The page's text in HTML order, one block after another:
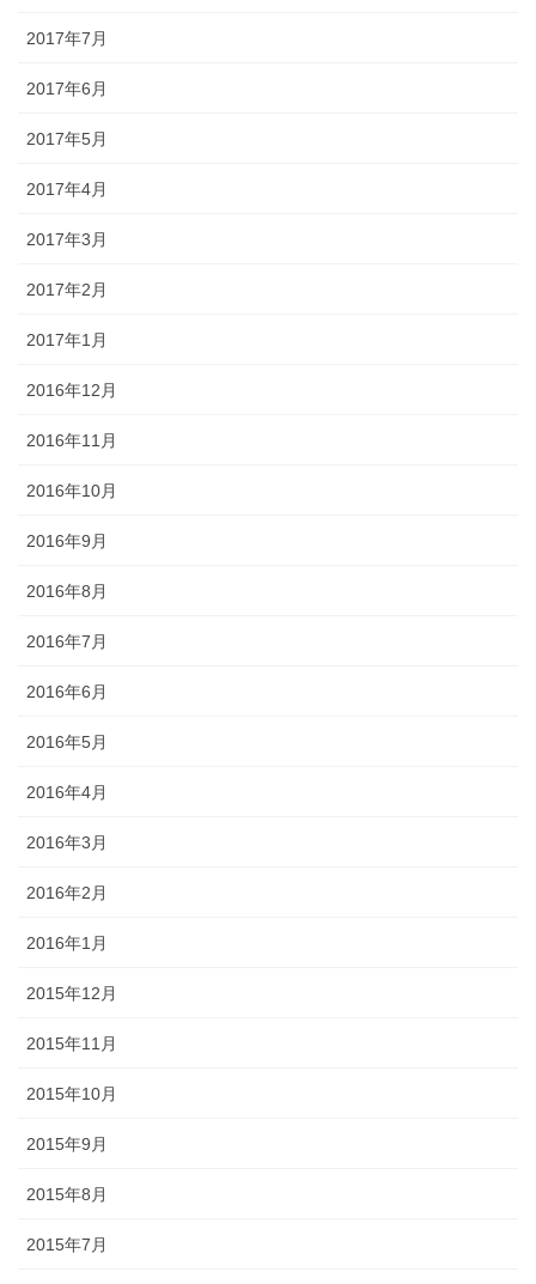
2017年7月
2017年6月
2017年5月
2017年4月
2017年3月
2017年2月
2017年1月
2016年12月
2016年11月
2016年10月
2016年9月
2016年8月
2016年7月
2016年6月
2016年5月
2016年4月
2016年3月
2016年2月
2016年1月
2015年12月
2015年11月
2015年10月
2015年9月
2015年8月
2015年7月